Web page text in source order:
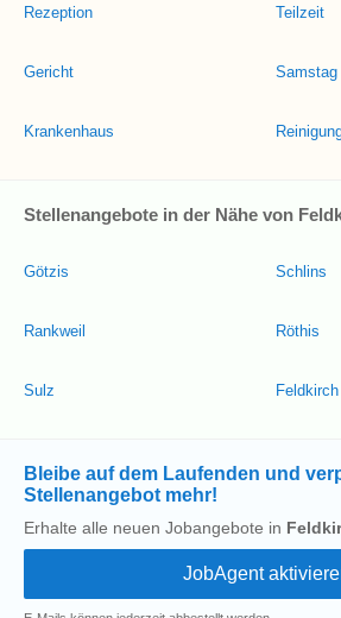
Rezeption
Gericht
Krankenhaus
Teilzeit
Samstag
Stellenangebote in der Nähe von
Götzis
Rankweil
Sulz
Schlins
Röthis
Bleibe auf dem Laufenden und
Stellenangebot mehr!
Erhalte alle neuen Jobangebote in